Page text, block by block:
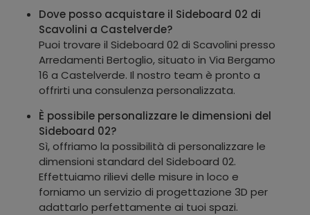
Dove posso acquistare il Sideboard 02 di
Scavolini a Castelverde?
Puoi trovare il Sideboard 02 di Scavolini presso
Arredamenti Bertoglio, situato in Via Bergamo
16 a Castelverde. Il nostro team è pronto a
offrirti una consulenza personalizzata.
È possibile personalizzare le dimensioni del
Sideboard 02?
Sì, offriamo la possibilità di personalizzare le
dimensioni standard del Sideboard 02.
Effettuiamo rilievi delle misure in loco e
forniamo un servizio di progettazione 3D per
adattarlo perfettamente ai tuoi spazi.